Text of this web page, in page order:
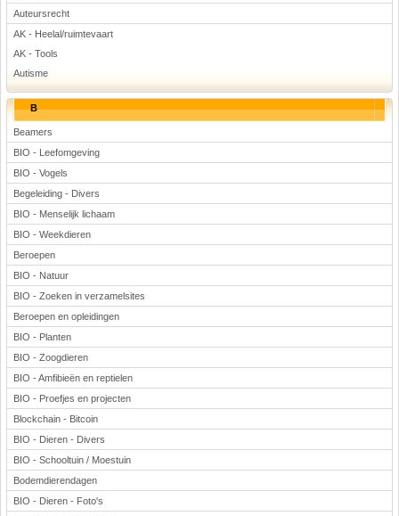
(Advertenties)
Auteursrecht
AK - Heelal/ruimtevaart
AK - Tools
Autisme
B
Beamers
BIO - Leefomgeving
BIO - Vogels
Begeleiding - Divers
BIO - Menselijk lichaam
BIO - Weekdieren
Beroepen
BIO - Natuur
BIO - Zoeken in verzamelsites
Beroepen en opleidingen
BIO - Planten
BIO - Zoogdieren
BIO - Amfibieën en reptielen
BIO - Proefjes en projecten
Blockchain - Bitcoin
BIO - Dieren - Divers
BIO - Schooltuin / Moestuin
Bodemdierendagen
BIO - Dieren - Foto's